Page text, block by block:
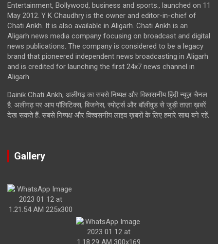
Entertainment, Bollywood, business and sports., launched on 11
May 2012. Y K Chaudhry is the owner and editor-in-chief of
Chati Ankh. It is also available in Aligarh. Chati Ankh is an
Aligarh news media company focusing on broadcast and digital
news publications. The company is considered to be a legacy
brand that pioneered independent news broadcasting in Aligarh
and is credited for launching the first 24x7 news channel in
Aligarh.
Dainik Chati Ankh, अलीगढ़ का सबसे निष्पक्ष और विश्वसनीय हिंदी न्यूज़ चैनल
है. अलीगढ़ पर आप पॉलिटिक्स, बिजनेस, स्पोर्ट्स और बॉलीवुड से जुड़ी ताज़ा ख़बरें
देख सकते हैं. सबसे निष्पक्ष और विश्वसनीय लाइव ख़बरों के लिए हमारे साथ बने रहें.
Gallery